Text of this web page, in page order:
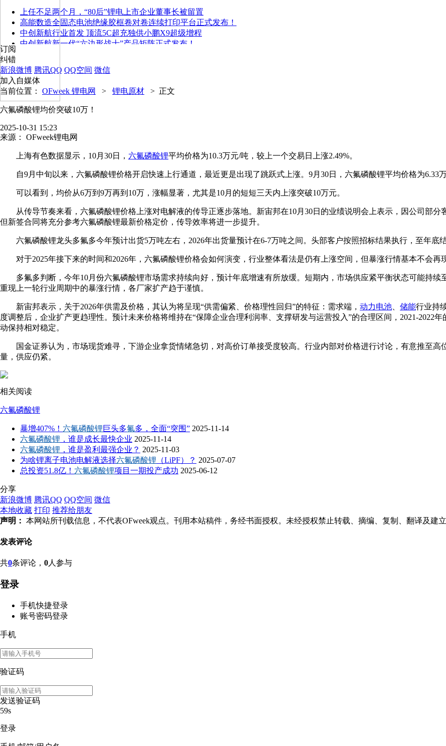
上任不足两个月，“80后”锂电上市企业董事长被留置
高能数造全固态电池绝缘胶框卷对卷连续打印平台正式发布！
中创新航行业首发 顶流5C超充独供小鹏X9超级增程
中创新航新一代“六边形战士”产品矩阵正式发布！
订阅
纠错
新浪微博 腾讯QQ QQ空间 微信
加入自媒体
当前位置： OFweek 锂电网 > 锂电原材 > 正文
六氟磷酸锂均价突破10万！
2025-10-31 15:23
来源：
OFweek锂电网
上海有色数据显示，10月30日， 六氟磷酸锂平均价格为10.3万元/吨，较上一个交易日上涨2.49%。
自9月中旬以来，六氟磷酸锂价格开启快速上行通道，最近更是出现了跳跃式上涨。9月30日，六氟磷酸锂平均价格为6.33
可以看到，均价从6万到9万再到10万，涨幅显著，尤其是10月的短短三天内上涨突破10万元。
从传导节奏来看，六氟磷酸锂价格上涨对电解液的传导正逐步落地。新宙邦在10月30日的业绩说明会上表示，因公司部
但新签合同将充分参考六氟磷酸锂最新价格定价，传导效率将进一步提升。
六氟磷酸锂龙头多氟多今年预计出货5万吨左右，2026年出货量预计在6-7万吨之间。头部客户按照招标结果执行，至年底
对于2025年接下来的时间和2026年，六氟磷酸锂价格会如何演变，行业整体看法是仍有上涨空间，但暴涨行情基本不会再
多氟多判断，今年10月份六氟磷酸锂市场需求持续向好，预计年底增速有所放缓。短期内，市场供应紧平衡状态可能持
重现上一轮行业周期中的暴涨行情，各厂家扩产趋于谨慎。
新宙邦表示，关于2026年供需及价格，其认为将呈现“供需偏紧、价格理性回归”的特征：需求端， 动力电池 储能行业持
度调整后，企业扩产更趋理性。预计未来价格将维持在“保障企业合理利润率、支撑研发与运营投入”的合理区间，2021-2022
动保持相对稳定。
国金证券认为，市场现货难寻，下游企业拿货情绪急切，对高价订单接受度较高。行业内部对价格进行讨论，有意推至
量，供应仍紧。
相关阅读
六氟磷酸锂
暴增407%！ 六氟磷酸锂巨头多氟多，全面“突围” 2025-11-14
六氟磷酸锂 ，谁是成长最快企业 2025-11-14
六氟磷酸锂 ，谁是盈利最强企业？ 2025-11-03
为啥锂离子电池电解液选择六氟磷酸锂 （LiPF）？ 2025-07-07
总投资51.8亿！ 六氟磷酸锂项目一期投产成功 2025-06-12
分享
新浪微博 腾讯QQ QQ空间 微信
本地收藏 打印 推荐给朋友
声明： 本网站所刊载信息，不代表OFweek观点。刊用本站稿件，务经书面授权。未经授权禁止转载、摘编、复制、翻译及建
发表评论
共0条评论， 0人参与
登录
手机快捷登录
账号密码登录
手机
验证码
发送验证码
59s
登录